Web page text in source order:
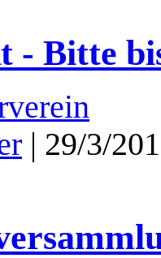
- Bitte
29/3/